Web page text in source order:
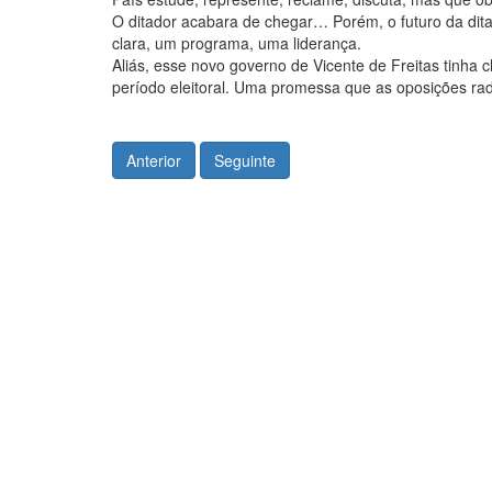
O ditador acabara de chegar… Porém, o futuro da
clara, um programa, uma liderança.
Aliás, esse novo governo de Vicente de Freitas tinha
período eleitoral. Uma promessa que as oposições
Anterior Seguinte